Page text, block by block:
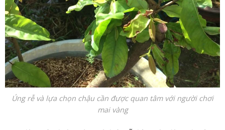
Úng rễ và lựa chọn chậu cần được quan tâm với người chơi
mai vàng